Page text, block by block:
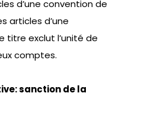
d’une convention de
articles d’une
exclut l’unité de
comptes.
sanction de la